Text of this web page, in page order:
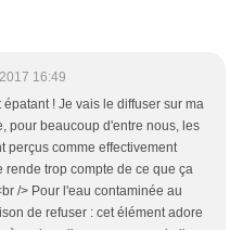
16:49
! Je vais le diffuser sur ma
pour beaucoup d'entre nous, les
perçus comme effectivement
rende trop compte de ce que ça
/> Pour l'eau contaminée au
de refuser : cet élément adore